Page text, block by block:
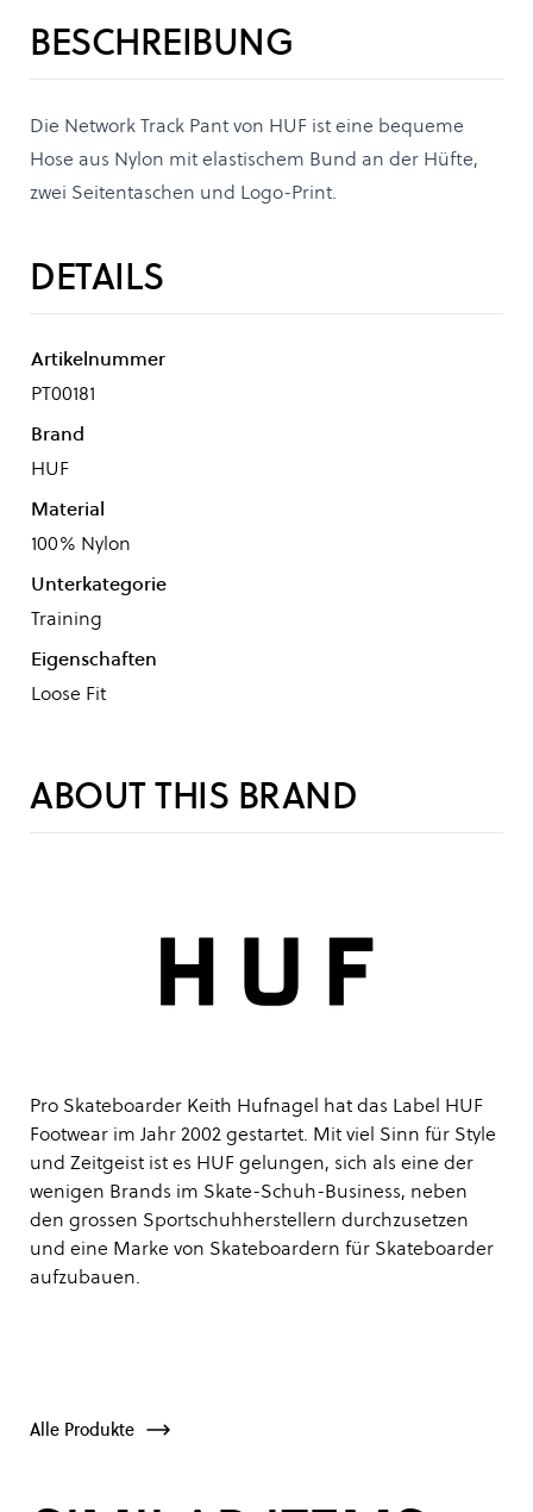
BESCHREIBUNG
Die Network Track Pant von HUF ist eine bequeme
Hose aus Nylon mit elastischem Bund an der Hüfte,
zwei Seitentaschen und Logo-Print.
DETAILS
Artikelnummer
PT00181
Brand
HUF
Material
100% Nylon
Unterkategorie
Training
Eigenschaften
Loose Fit
ABOUT THIS BRAND
Pro Skateboarder Keith Hufnagel hat das Label HUF
Footwear im Jahr 2002 gestartet. Mit viel Sinn für Style
und Zeitgeist ist es HUF gelungen, sich als eine der
wenigen Brands im Skate-Schuh-Business, neben
den grossen Sportschuhherstellern durchzusetzen
und eine Marke von Skateboardern für Skateboarder
aufzubauen.
Alle Produkte